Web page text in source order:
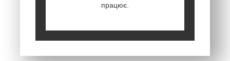
працює.